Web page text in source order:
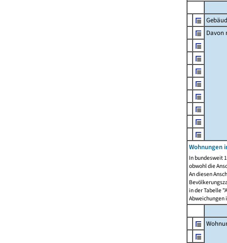
Davon
Wohnungen
In bundesweit
obwohl die
An diesen
in der Tabelle
Abweichungen